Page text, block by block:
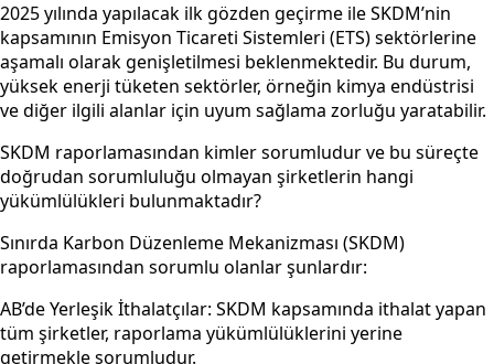
2025 yılında yapılacak ilk gözden geçirme ile SKDM’nin
kapsamının Emisyon Ticareti Sistemleri (ETS) sektörlerine
aşamalı olarak genişletilmesi beklenmektedir. Bu durum,
yüksek enerji tüketen sektörler, örneğin kimya endüstrisi
ve diğer ilgili alanlar için uyum sağlama zorluğu yaratabilir.
SKDM raporlamasından kimler sorumludur ve bu süreçte
doğrudan sorumluluğu olmayan şirketlerin hangi
yükümlülükleri bulunmaktadır?
Sınırda Karbon Düzenleme Mekanizması (SKDM)
raporlamasından sorumlu olanlar şunlardır:
AB’de Yerleşik İthalatçılar: SKDM kapsamında ithalat yapan
tüm şirketler, raporlama yükümlülüklerini yerine
getirmekle sorumludur.